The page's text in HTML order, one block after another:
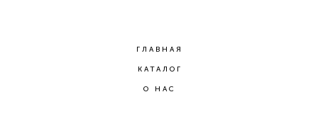
ГЛАВНАЯ
КАТАЛОГ
О НАС